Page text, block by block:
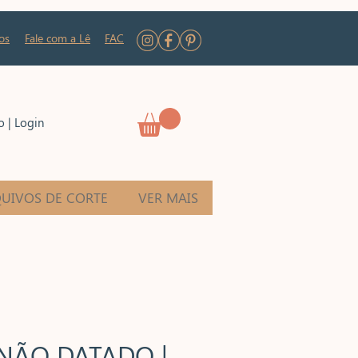
Fale com a Lê FAC
| Login
DE CORTE VER MAIS